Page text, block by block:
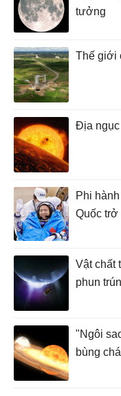
tưởng
Thế giới
Địa ngục
Phi
Quốc trở
Vật chất
phun
"Ngôi
bùng